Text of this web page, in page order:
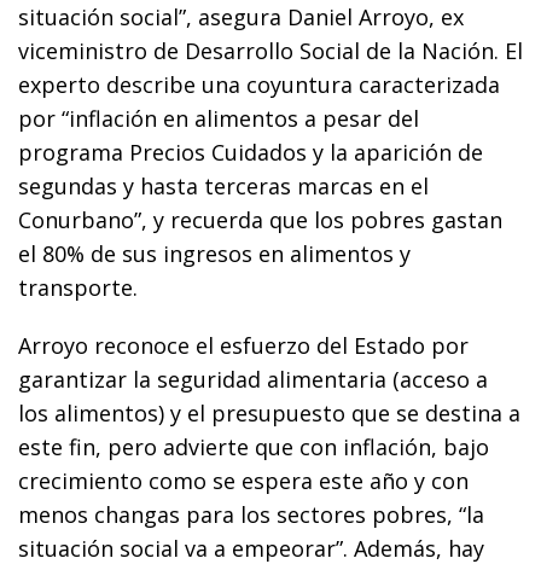
situación social”, asegura Daniel Arroyo, ex
viceministro de Desarrollo Social de la Nación. El
experto describe una coyuntura caracterizada
por “inflación en alimentos a pesar del
programa Precios Cuidados y la aparición de
segundas y hasta terceras marcas en el
Conurbano”, y recuerda que los pobres gastan
el 80% de sus ingresos en alimentos y
transporte.
Arroyo reconoce el esfuerzo del Estado por
garantizar la seguridad alimentaria (acceso a
los alimentos) y el presupuesto que se destina a
este fin, pero advierte que con inflación, bajo
crecimiento como se espera este año y con
menos changas para los sectores pobres, “la
situación social va a empeorar”. Además, hay